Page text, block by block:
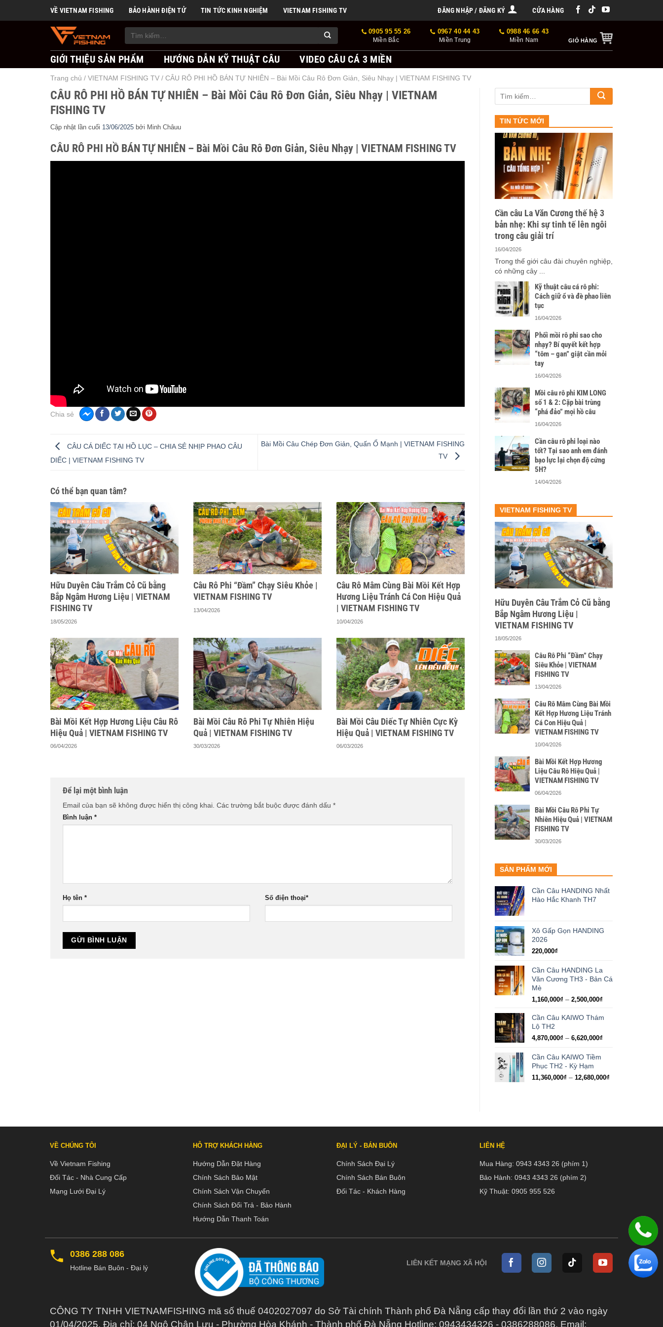
VỀ VIETNAM FISHING BẢO HÀNH ĐIỆN TỬ TIN TỨC KINH NGHIỆM VIETNAM FISHING TV ĐĂNG NHẬP / ĐĂNG KÝ CỬA HÀNG
Tìm
kiếm:
0905 95 55 26
Miền Bắc
0967 40 44 43
Miền Trung
0988 46 66 43
Miền Nam GIỎ HÀNG
GIỚI THIỆU SẢN PHẨM HƯỚNG DẪN KỸ THUẬT CÂU VIDEO CÂU CÁ 3 MIỀN
Trang chủ / VIETNAM FISHING TV / CÂU RÔ PHI HỒ BÁN TỰ NHIÊN – Bài Mồi Câu Rô Đơn Giản, Siêu Nhạy | VIETNAM FISHING TV
CÂU RÔ PHI HỒ BÁN TỰ NHIÊN – Bài Mồi Câu Rô Đơn Giản, Siêu Nhạy | VIETNAM
FISHING TV
Cập nhật lần cuối 13/06/2025 bởi Minh Châuu
CÂU RÔ PHI HỒ BÁN TỰ NHIÊN – Bài Mồi Câu Rô Đơn Giản, Siêu Nhạy | VIETNAM FISHING TV
Chia sẻ
CÂU CÁ DIẾC TẠI HỒ LỤC – CHIA SẺ NHỊP PHAO CÂU
DIẾC | VIETNAM FISHING TV
Bài Mồi Câu Chép Đơn Giản, Quấn Ổ Mạnh | VIETNAM FISHING
TV
Có thể bạn quan tâm?
Hữu Duyên Câu Trắm Cỏ Cũ bằng
Bắp Ngâm Hương Liệu | VIETNAM
FISHING TV
18/05/2026
Câu Rô Phi “Đầm” Chạy Siêu Khỏe |
VIETNAM FISHING TV
13/04/2026
Câu Rô Mâm Cùng Bài Mồi Kết Hợp
Hương Liệu Tránh Cá Con Hiệu Quả
| VIETNAM FISHING TV
10/04/2026
Bài Mồi Kết Hợp Hương Liệu Câu Rô
Hiệu Quả | VIETNAM FISHING TV
06/04/2026
Bài Mồi Câu Rô Phi Tự Nhiên Hiệu
Quả | VIETNAM FISHING TV
30/03/2026
Bài Mồi Câu Diếc Tự Nhiên Cực Kỳ
Hiệu Quả | VIETNAM FISHING TV
06/03/2026
Để lại một bình luận
Email của bạn sẽ không được hiển thị công khai. Các trường bắt buộc được đánh dấu *
Bình luận *
Họ tên * Số điện thoại*
TIN TỨC MỚI
Cần câu La Văn Cương thế hệ 3
bản nhẹ: Khi sự tinh tế lên ngôi
trong câu giải trí
16/04/2026
Trong thế giới câu đài chuyên nghiệp,
có những cây ...
Kỹ thuật câu cá rô phi:
Cách giữ ổ và đè phao liên
tục
16/04/2026
Phối mồi rô phi sao cho
nhạy? Bí quyết kết hợp
“tôm – gan” giật cần mỏi
tay
16/04/2026
Mồi câu rô phi KIM LONG
số 1 & 2: Cặp bài trùng
“phá đảo” mọi hồ câu
16/04/2026
Cần câu rô phi loại nào
tốt? Tại sao anh em đánh
bạo lực lại chọn độ cứng
5H?
14/04/2026
VIETNAM FISHING TV
Hữu Duyên Câu Trắm Cỏ Cũ bằng
Bắp Ngâm Hương Liệu |
VIETNAM FISHING TV
18/05/2026
Câu Rô Phi “Đầm” Chạy
Siêu Khỏe | VIETNAM
FISHING TV
13/04/2026
Câu Rô Mâm Cùng Bài Mồi
Kết Hợp Hương Liệu Tránh
Cá Con Hiệu Quả |
VIETNAM FISHING TV
10/04/2026
Bài Mồi Kết Hợp Hương
Liệu Câu Rô Hiệu Quả |
VIETNAM FISHING TV
06/04/2026
Bài Mồi Câu Rô Phi Tự
Nhiên Hiệu Quả | VIETNAM
FISHING TV
30/03/2026
SẢN PHẨM MỚI
Cần Câu HANDING Nhất
Hào Hắc Khanh TH7
Xô Gấp Gọn HANDING
2026
220,000₫
Cần Câu HANDING La
Văn Cương TH3 - Bản Cá
Mè
1,160,000₫ – 2,500,000₫
từ
Cần Câu KAIWO Thám
Lộ TH2
4,870,000₫ – 6,620,000₫
đến
6,620,000₫
Cần Câu KAIWO Tiềm
Phục TH2 - Kỳ Hạm
11,360,000₫ – 12,680,000₫
VỀ CHÚNG TÔI
Về Vietnam Fishing
Đối Tác - Nhà Cung Cấp
Mạng Lưới Đại Lý
HỖ TRỢ KHÁCH HÀNG
Hướng Dẫn Đặt Hàng
Chính Sách Bảo Mật
Chính Sách Vận Chuyển
Chính Sách Đổi Trả - Bảo Hành
Hướng Dẫn Thanh Toán
ĐẠI LÝ - BÁN BUÔN
Chính Sách Đại Lý
Chính Sách Bán Buôn
Đối Tác - Khách Hàng
LIÊN HỆ
Mua Hàng:0943 4343 26 (phím 1)
Bảo Hành:0943 4343 26 (phím 2)
Kỹ Thuật:0905 955 526
0386 288 086
Hotline Bán Buôn - Đại lý
LIÊN KẾT MẠNG XÃ HỘI
CÔNG TY TNHH VIETNAMFISHING mã số thuế 0402027097 do Sở Tài chính Thành phố Đà Nẵng cấp thay đổi lần thứ 2 vào ngày
01/04/2025. Địa chỉ: 04 Ngô Chân Lưu - Phường Hòa Khánh - Thành phố Đà Nẵng Hotline: 0943434326 - 0386288086. Email: